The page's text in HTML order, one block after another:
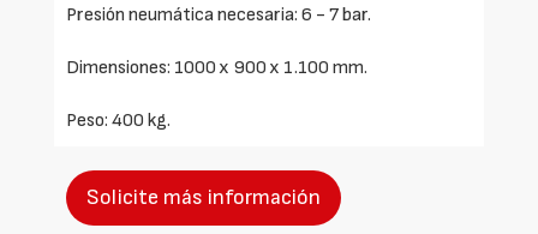
Presión neumática necesaria: 6 - 7 bar.
Dimensiones: 1000 x 900 x 1.100 mm.
Peso: 400 kg.
Solicite más información